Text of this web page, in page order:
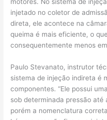
injetado no coletor de
direta, ele acontece na
queima é mais eficiente, o
consequentemente menos
Paulo Stevanato, instrutor
sistema de injeção indireta é
componentes. “Ele possui
sob determinada pressão
porém a nomenclatura